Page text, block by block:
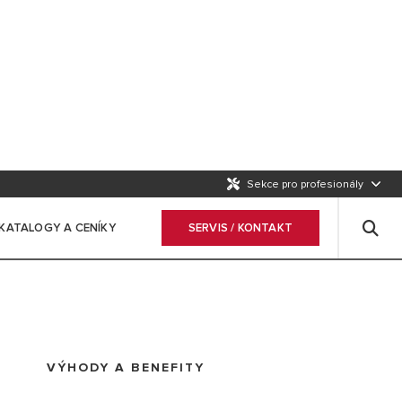
Sekce pro profesionály
A CENÍKY SERVIS / KONTAKT
VÝHODY A BENEFITY